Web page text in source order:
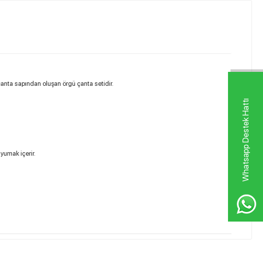
Whatsapp Destek Hattı
sapından oluşan örgü çanta setidir.
içerir.